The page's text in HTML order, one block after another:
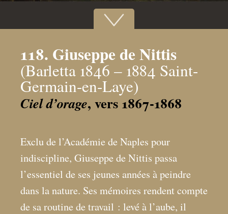
118. Giuseppe de Nittis
(Barletta 1846 – 1884 Saint-
Germain-en-Laye)
Ciel d’orage, vers 1867-1868
Exclu de l’Académie de Naples pour
indiscipline, Giuseppe de Nittis passa
l’essentiel de ses jeunes années à peindre
dans la nature. Ses mémoires rendent compte
de sa routine de travail : levé à l’aube, il